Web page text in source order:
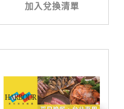
加入兌換清單